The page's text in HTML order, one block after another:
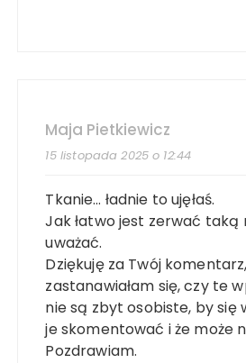
Maja Pietkiewicz
15 listopada 2025 o 12:44
Tkanie… ładnie to ujęłaś.
Jak łatwo jest zerwać taką
uważać.
Dziękuję za Twój komentarz,
zastanawiałam się, czy te
nie są zbyt osobiste, by się
je skomentować i że może
Pozdrawiam.